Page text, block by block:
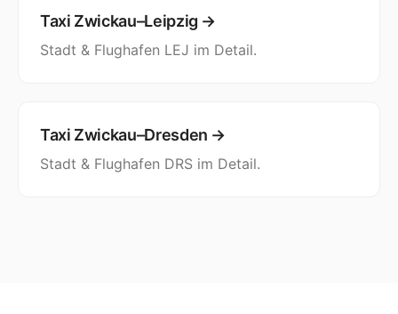
Taxi Zwickau–Leipzig →
Stadt & Flughafen LEJ im Detail.
Taxi Zwickau–Dresden →
Stadt & Flughafen DRS im Detail.